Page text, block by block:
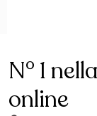
N° 1
online